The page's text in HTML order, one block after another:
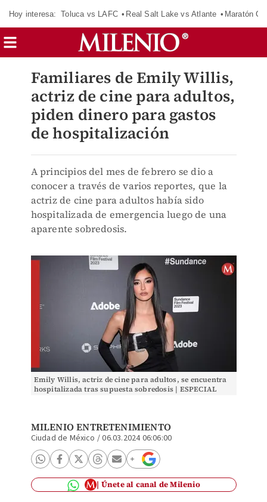
Hoy interesa: Toluca vs LAFC Real Salt Lake vs Atlante Maratón
Familiares de Emily Willis,
actriz de cine para adultos,
piden dinero para gastos
de hospitalización
A principios del mes de febrero se dio a
conocer a través de varios reportes, que la
actriz de cine para adultos había sido
hospitalizada de emergencia luego de una
aparente sobredosis.
Emily Willis, actriz de cine para adultos, se encuentra
hospitalizada tras supuesta sobredosis | ESPECIAL
MILENIO ENTRETENIMIENTO
Ciudad de México /06.03.2024 06:06:00
Únete al canal de Milenio